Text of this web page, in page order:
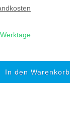
In den Warenkorb